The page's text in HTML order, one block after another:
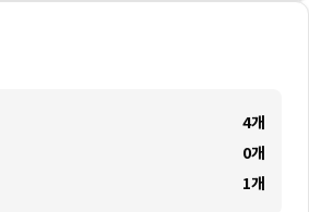
4개
0개
1개